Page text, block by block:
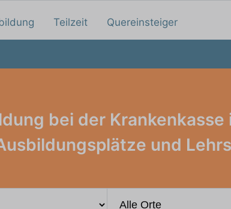
Teilzeit Quereinsteiger
bei der Krankenkasse
und